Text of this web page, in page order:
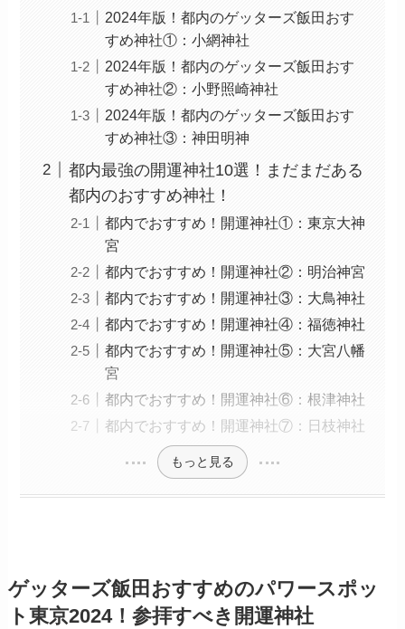
2024年版！都内のゲッターズ飯田おす
すめ神社①：小網神社
2024年版！都内のゲッターズ飯田おす
すめ神社②：小野照崎神社
2024年版！都内のゲッターズ飯田おす
すめ神社③：神田明神
都内最強の開運神社10選！まだまだある
都内のおすすめ神社！
都内でおすすめ！開運神社①：東京大神
宮
都内でおすすめ！開運神社②：明治神宮
都内でおすすめ！開運神社③：大鳥神社
都内でおすすめ！開運神社④：福徳神社
都内でおすすめ！開運神社⑤：大宮八幡
宮
都内でおすすめ！開運神社⑥：根津神社
都内でおすすめ！開運神社⑦：日枝神社
もっと見る
ゲッターズ飯田おすすめのパワースポッ
ト東京2024！参拝すべき開運神社